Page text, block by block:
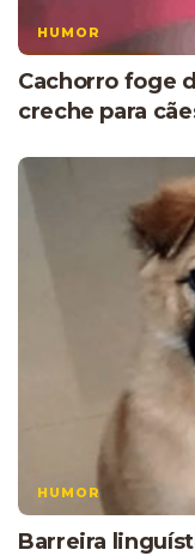
HUMOR
Cachorro foge
creche para
HUMOR
Barreira